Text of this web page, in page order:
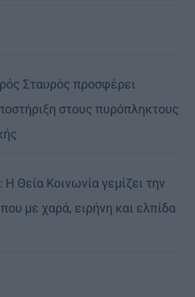
Σταυρός προσφέρει
στους πυρόπληκτους
Η Θεία Κοινωνία γεμίζει την
με χαρά, ειρήνη και ελπίδα